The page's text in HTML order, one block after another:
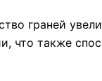
граней
что также